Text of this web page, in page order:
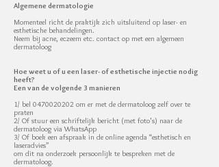
Algemene dermatologie
Momenteel richt de praktijk zich uitsluitend op laser- en
esthetische behandelingen.
Neem bij acne, eczeem etc. contact op met een algemeen
dermatoloog
Hoe weet u of u een laser- of esthetische injectie nodig
heeft?
Een van de volgende 3 manieren
1/ bel 0470020202 om er met de dermatoloog zelf over te
praten
2/ Of stuur een schriftelijk bericht (met foto's) naar de
dermatoloog via WhatsApp
3/ Of boek een afspraak in de online agenda “esthetisch en
laseradvies”
om dit na onderzoek persoonlijk te bespreken met de
dermatoloog.